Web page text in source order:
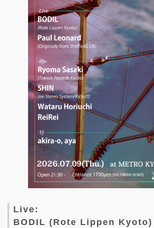
Live:
BODIL (Rote Lippen Kyoto)